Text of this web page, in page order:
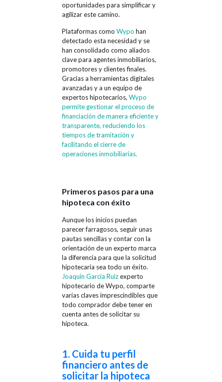
oportunidades para simplificar y
agilizar este camino.
Plataformas como Wypo han
detectado esta necesidad y se
han consolidado como aliados
clave para agentes inmobiliarios,
promotores y clientes finales.
Gracias a herramientas digitales
avanzadas y a un equipo de
expertos hipotecarios, Wypo
permite gestionar el proceso de
financiación de manera eficiente y
transparente, reduciendo los
tiempos de tramitación y
facilitando el cierre de
operaciones inmobiliarias.
Primeros pasos para una
hipoteca con éxito
Aunque los inicios puedan
parecer farragosos, seguir unas
pautas sencillas y contar con la
orientación de un experto marca
la diferencia para que la solicitud
hipotecaria sea todo un éxito.
Joaquin Garcia Ruizexperto
hipotecario de Wypo, comparte
varias claves imprescindibles que
todo comprador debe tener en
cuenta antes de solicitar su
hipoteca.
1. Cuida tu perfil
financiero antes de
solicitar la hipoteca